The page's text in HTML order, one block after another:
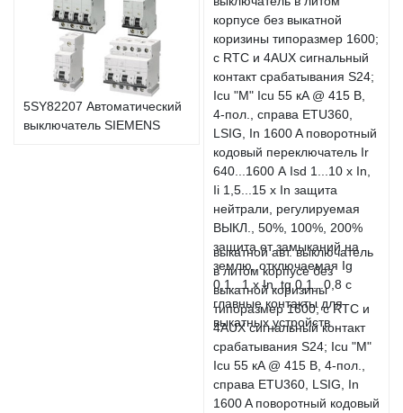
5SY82207 Автоматический
выключатель SIEMENS
выкатной авт. выключатель
в литом корпусе без
выкатной коризины
типоразмер 1600; с RTC и
4AUX сигнальный контакт
срабатывания S24; Icu "M"
Icu 55 кA @ 415 В, 4-пол.,
справа ETU360, LSIG, In
1600 A поворотный кодовый